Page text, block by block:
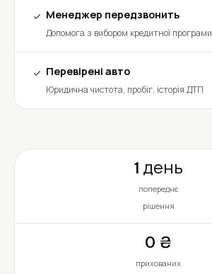
Менеджер передзвонить
Допомога з вибором кредитної програми
Перевірені авто
Юридична чистота, пробіг, історія ДТП
1 день
попереднє
рішення
0 ₴
прихованих